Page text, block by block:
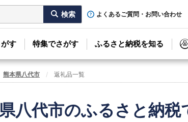
よくあるご質問・お問い合わせ
す 特集でさがす ふるさと納税を知る
熊本県八代市 返礼品一覧
八代市のふるさと納